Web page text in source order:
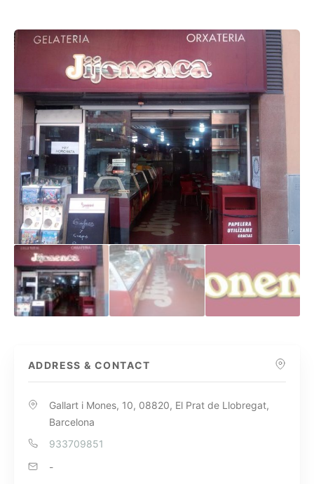
ADDRESS & CONTACT
Gallart i Mones, 10, 08820, El Prat de Llobregat,
Barcelona
933709851
-